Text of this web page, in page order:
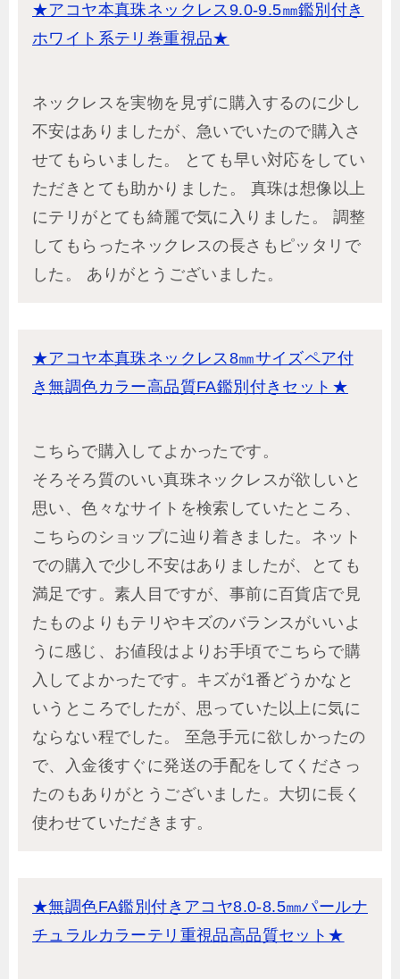
★アコヤ本真珠ネックレス9.0-9.5㎜鑑別付き
ホワイト系テリ巻重視品★
ネックレスを実物を見ずに購入するのに少し
不安はありましたが、急いでいたので購入さ
せてもらいました。 とても早い対応をしてい
ただきとても助かりました。 真珠は想像以上
にテリがとても綺麗で気に入りました。 調整
してもらったネックレスの長さもピッタリで
した。 ありがとうございました。
★アコヤ本真珠ネックレス8㎜サイズペア付
き無調色カラー高品質FA鑑別付きセット★
こちらで購入してよかったです。
そろそろ質のいい真珠ネックレスが欲しいと
思い、色々なサイトを検索していたところ、
こちらのショップに辿り着きました。ネット
での購入で少し不安はありましたが、とても
満足です。素人目ですが、事前に百貨店で見
たものよりもテリやキズのバランスがいいよ
うに感じ、お値段はよりお手頃でこちらで購
入してよかったです。キズが1番どうかなと
いうところでしたが、思っていた以上に気に
ならない程でした。 至急手元に欲しかったの
で、入金後すぐに発送の手配をしてくださっ
たのもありがとうございました。大切に長く
使わせていただきます。
★無調色FA鑑別付きアコヤ8.0-8.5㎜パールナ
チュラルカラーテリ重視品高品質セット★